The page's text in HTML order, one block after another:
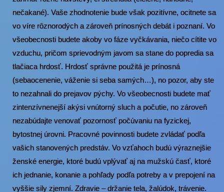
nečakané). Vaše zhodnotenie bude však pozitívne, ocitnete sa
vo víre rôznorodých a zároveň prínosných debát i poznaní. Vo
všeobecnosti budete akoby vo fáze vyčkávania, niečo cítite vo
vzduchu, pričom sprievodným javom sa stane do popredia sa
tlačiaca hrdosť. Hrdosť správne použitá je prínosná
(sebaocenenie, váženie si seba samých…), no pozor, aby ste
to nezahnali do prejavov pýchy. Vo všeobecnosti budete mať
zintenzívnenejší akýsi vnútorný sluch a počutie, no zároveň
nezabúdajte venovať pozornosť počúvaniu na fyzickej,
bytostnej úrovni. Pracovné povinnosti budete zvládať podľa
vašich stanovených predstáv. Vo vzťahoch budú výraznejšie
ženské energie, ktoré budú vplývať aj na mužskú časť, ktoré
ich jednanie, konanie a pohľady podľa potreby a v prepojení na
vyššie sily zjemní. Zdravie – držanie tela, žalúdok, trávenie.